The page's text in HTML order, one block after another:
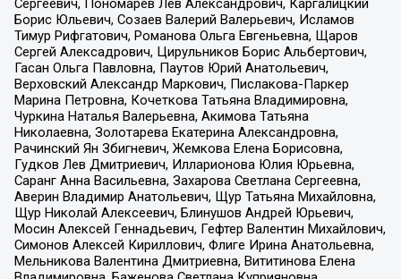
Сергеевич, Пономарев Лев Александрович, Каргалицкий
Борис Юльевич, Созаев Валерий Валерьевич, Исламов
Тимур Рифгатович, Романова Ольга Евгеньевна, Щаров
Сергей Алексадрович, Цирульников Борис Альбертович,
Гасан Ольга Павловна, Паутов Юрий Анатольевич,
Верховский Александр Маркович, Пислакова-Паркер
Марина Петровна, Кочеткова Татьяна Владимировна,
Чуркина Наталья Валерьевна, Акимова Татьяна
Николаевна, Золотарева Екатерина Александровна,
Рачинский Ян Збигневич, Жемкова Елена Борисовна,
Гудков Лев Дмитриевич, Илларионова Юлия Юрьевна,
Саранг Анна Васильевна, Захарова Светлана Сергеевна,
Аверин Владимир Анатольевич, Щур Татьяна Михайловна,
Щур Николай Алексеевич, Блинушов Андрей Юрьевич,
Мосин Алексей Геннадьевич, Гефтер Валентин Михайлович,
Симонов Алексей Кириллович, Флиге Ирина Анатольевна,
Мельникова Валентина Дмитриевна, Вититинова Елена